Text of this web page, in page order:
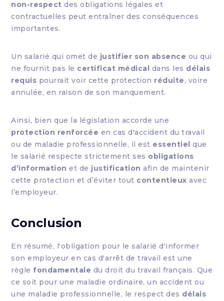
non-respect des obligations légales et
contractuelles peut entraîner des conséquences
importantes.
Un salarié qui omet de justifier son absence ou qui
ne fournit pas le certificat médical dans les délais
requis pourrait voir cette protection réduite, voire
annulée, en raison de son manquement.
Ainsi, bien que la législation accorde une
protection renforcée en cas d'accident du travail
ou de maladie professionnelle, il est essentiel que
le salarié respecte strictement ses obligations
d’information et de justification afin de maintenir
cette protection et d’éviter tout contentieux avec
l’employeur.
Conclusion
En résumé, l'obligation pour le salarié d'informer
son employeur en cas d'arrêt de travail est une
règle fondamentale du droit du travail français. Que
ce soit pour une maladie ordinaire, un accident ou
une maladie professionnelle, le respect des délais